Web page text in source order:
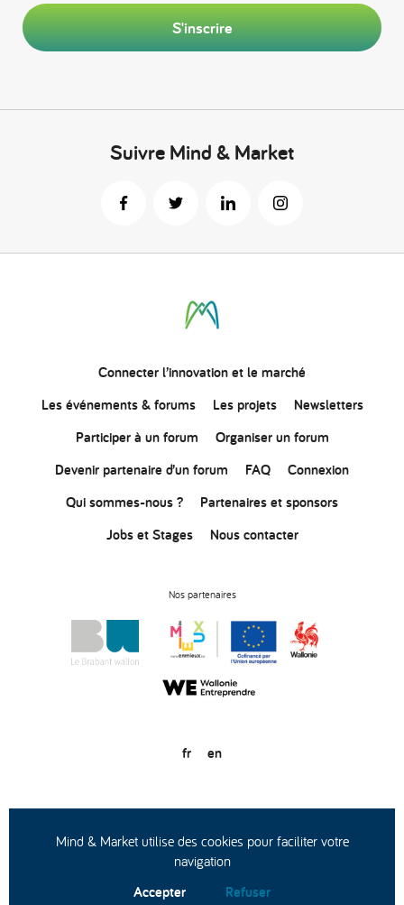
S'inscrire
Suivre Mind & Market
Connecterl’innovationet le marché
Les événements & forums
Les projets
Newsletters
Participer à un forum
Organiser un forum
Devenir partenaire d’un forum
FAQ
Connexion
Qui sommes-nous ?
Partenaires et sponsors
Jobs et Stages
Nous contacter
Nos partenaires
fr en
© Copyright 2020
Conditions générales d’utilisation
Protection des données
Mind & Market utilise des cookies pour faciliter votre
navigation
Accepter Refuser